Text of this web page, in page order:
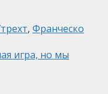
, Франческо
игра, но мы